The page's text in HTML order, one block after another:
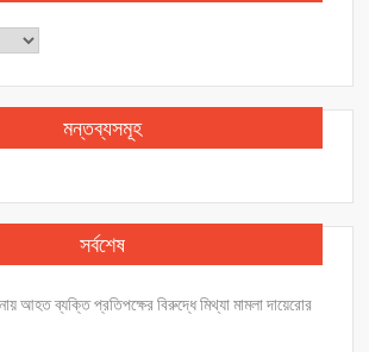
মন্তব্যসমূহ
সর্বশেষ
আহত ব্যক্তি প্রতিপক্ষের বিরুদ্ধে মিথ্যা মামলা দায়েরোর